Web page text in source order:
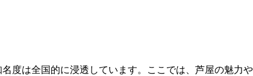
度は全国的に浸透しています。ここでは、芦屋の魅力や